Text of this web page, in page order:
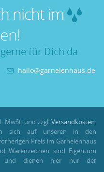
nicht im
für Dich da
hallo@garnelenhaus.de
MwSt. und zzgl.Versandkosten.
sich auf unseren in den
Preis im Garnelenhaus
Warenzeichen sind Eigentum
und dienen hier nur der